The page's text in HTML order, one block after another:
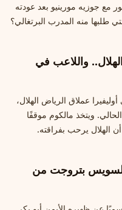
مع جوزيه مورينيو بعد عودته
طلبها منه المدرب البرتغالي؟
واللاعب في
عملاق الرياض الهلال،
ويتخذ مالكوم موقفًا
الهلال يرحب بفراقته.
السويس بتروجت من